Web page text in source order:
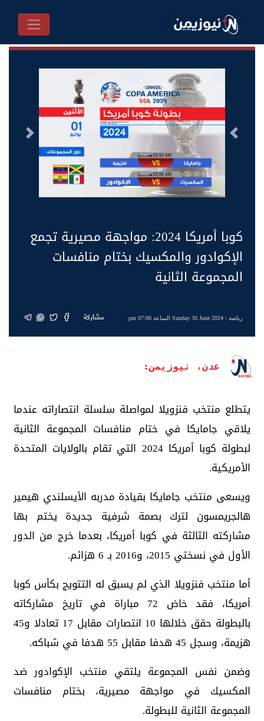
السابق التالى
كوبا أمريكا 2024: مواجهة مصيرية تجمع
الإكوادور والمكسيك بختام منافسات
المجموعة الثانية
رياضة- Sunday 30 June 2024 الساعة 07:06 pm مشاركة
عدن، نيوزيمن:
يتطلع منتخب فنزويلا لمواصلة سلسلة انتصاراته عندما
يلاقي جامايكا في ختام منافسات المجموعة الثانية
لبطولة كوبا أمريكا 2024 التي تقام بالولايات المتحدة
الأمريكية.
ويسعى منتخب جامايكا بقيادة مدربه الأيسلندي هيمير
هالجريمسون لترك بصمة شرفية جديدة يختم بها
مشاركته الثالثة في كوبا أمريكا، بعدما خرج من الدور
الأول في نسختي 2015، و2016 بـ 6 هزائم.
أما منتخب فنزويلا الذي لم يسبق له التتويج بكأس كوبا
أمريكا، فقد خاض 72 مباراة في تاريخ مشاركاته
بالبطولة حقق خلالها 10 انتصارات مقابل 17 تعادلا و45
هزيمة، وسجل 45 هدفا مقابل 55 هدفا في شباكه.
وضمن نفس المجموعة يلتقي منتخب الإكوادور ضد
المكسيك في مواجهة مصيرية، بختام منافسات
المجموعة الثانية للبطولة.